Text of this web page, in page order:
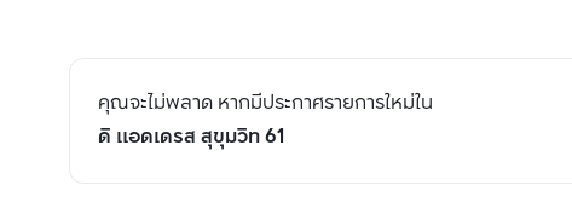
คุณจะไม่พลาด หากมีประกาศรายการใหม่ใน
ดิ แอดเดรส สุขุมวิท 61